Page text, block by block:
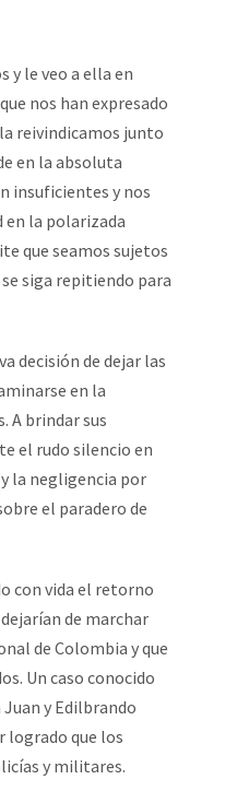
y le veo a ella en
nos han expresado
reivindicamos junto
en la absoluta
insuficientes y nos
en la polarizada
que seamos sujetos
siga repitiendo para
decisión de dejar las
en la
A brindar sus
el rudo silencio en
la negligencia por
el paradero de
con vida el retorno
de marchar
de Colombia y que
Un caso conocido
y Edilbrando
logrado que los
y militares.